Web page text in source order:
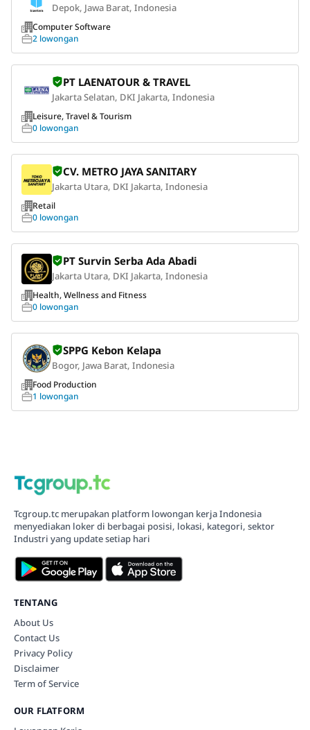
Depok, Jawa Barat, Indonesia
Computer Software
2 lowongan
PT LAENATOUR & TRAVEL
Jakarta Selatan, DKI Jakarta, Indonesia
Leisure, Travel & Tourism
0 lowongan
CV. METRO JAYA SANITARY
Jakarta Utara, DKI Jakarta, Indonesia
Retail
0 lowongan
PT Survin Serba Ada Abadi
Jakarta Utara, DKI Jakarta, Indonesia
Health, Wellness and Fitness
0 lowongan
SPPG Kebon Kelapa
Bogor, Jawa Barat, Indonesia
Food Production
1 lowongan
Tcgroup.tc merupakan platform lowongan kerja Indonesia
menyediakan loker di berbagai posisi, lokasi, kategori, sektor
Industri yang update setiap hari
TENTANG
About Us
Contact Us
Privacy Policy
Disclaimer
Term of Service
OUR FLATFORM